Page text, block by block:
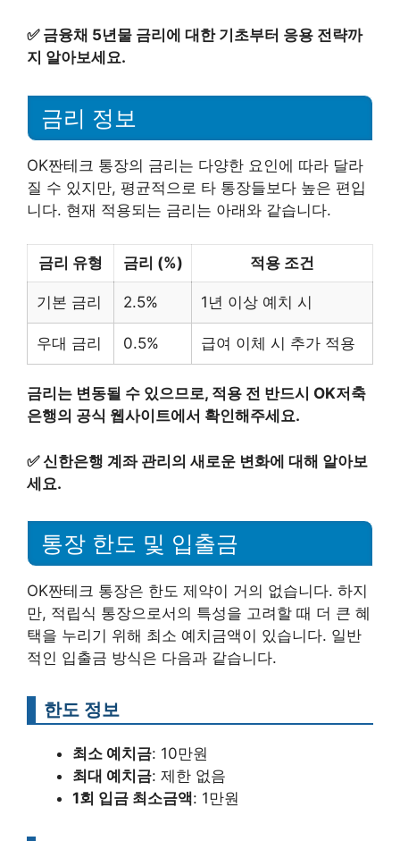
✅ 금융채 5년물 금리에 대한 기초부터 응용 전략까
지 알아보세요.
금리 정보
OK짠테크 통장의 금리는 다양한 요인에 따라 달라
질 수 있지만, 평균적으로 타 통장들보다 높은 편입
니다. 현재 적용되는 금리는 아래와 같습니다.
금리 유형 금리 (%) 적용 조건
기본 금리 2.5% 1년 이상 예치 시
우대 금리 0.5% 급여 이체 시 추가 적용
금리는 변동될 수 있으므로, 적용 전 반드시 OK저축
은행의 공식 웹사이트에서 확인해주세요.
✅신한은행 계좌 관리의 새로운 변화에 대해 알아보
세요.
통장 한도 및 입출금
OK짠테크 통장은 한도 제약이 거의 없습니다. 하지
만, 적립식 통장으로서의 특성을 고려할 때 더 큰 혜
택을 누리기 위해 최소 예치금액이 있습니다. 일반
적인 입출금 방식은 다음과 같습니다.
한도 정보
최소 예치금: 10만원
최대 예치금: 제한 없음
1회 입금 최소금액: 1만원